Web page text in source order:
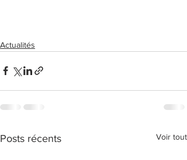
Actualités
Posts récents Voir tout